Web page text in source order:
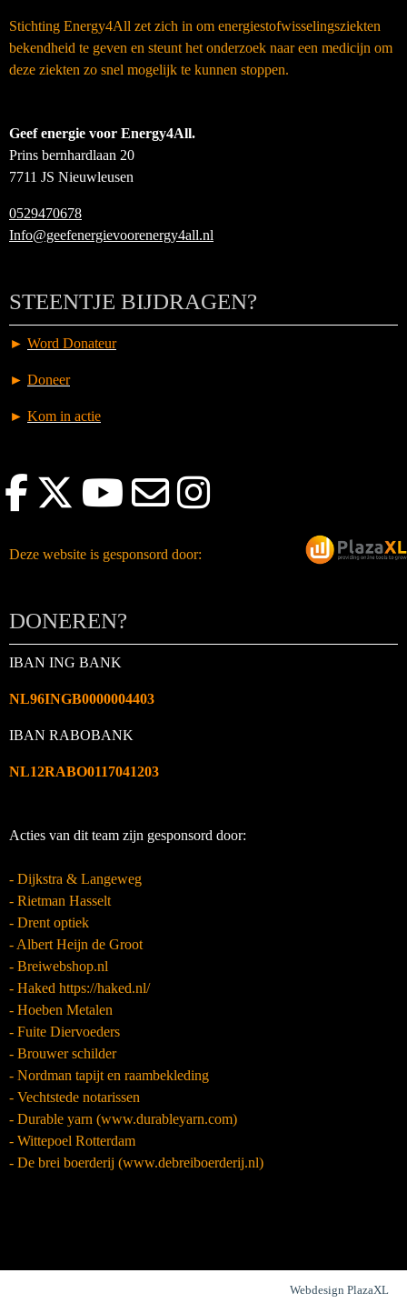
Stichting Energy4All zet zich in om energiestofwisselingsziekten
bekendheid te geven en steunt het onderzoek naar een medicijn om
deze ziekten zo snel mogelijk te kunnen stoppen.
Geef energie voor Energy4All.
Prins bernhardlaan 20
7711 JS Nieuwleusen
0529470678
Info@geefenergievoorenergy4all.nl
STEENTJE BIJDRAGEN?
► Word Donateur
► Doneer
► Kom in actie
Deze website is gesponsord door:
DONEREN?
IBAN ING BANK
NL96INGB0000004403
IBAN RABOBANK
NL12RABO0117041203
Acties van dit team zijn gesponsord door:
- Dijkstra & Langeweg
- Rietman Hasselt
- Drent optiek
- Albert Heijn de Groot
- Breiwebshop.nl
- Haked https://haked.nl/
- Hoeben Metalen
- Fuite Diervoeders
- Brouwer schilder
- Nordman tapijt en raambekleding
- Vechtstede notarissen
- Durable yarn (www.durableyarn.com)
- Wittepoel Rotterdam
- De brei boerderij (www.debreiboerderij.nl)
Webdesign PlazaXL